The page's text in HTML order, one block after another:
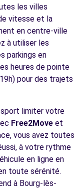
les villes
vitesse et la
en centre-ville
à utiliser les
parkings en
heures de pointe
pour des trajets
limiter votre
Free2Move et
vous avez toutes
à votre rythme
en ligne en
toute sérénité.
à Bourg-lès-